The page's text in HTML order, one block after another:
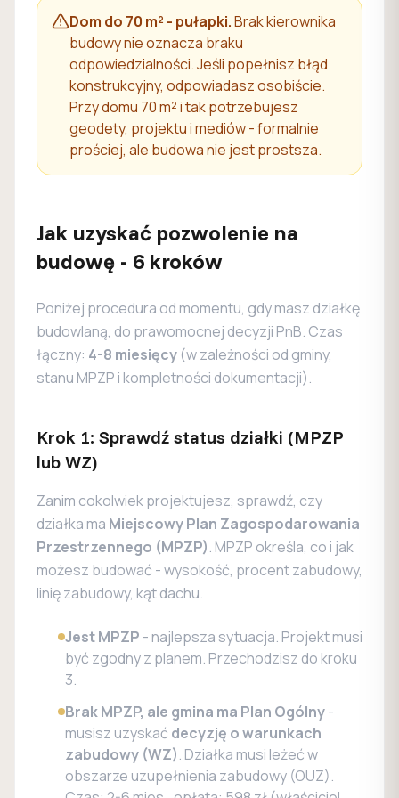
Dom do 70 m² - pułapki.Brak kierownika
budowy nie oznacza braku
odpowiedzialności. Jeśli popełnisz błąd
konstrukcyjny, odpowiadasz osobiście.
Przy domu 70 m² i tak potrzebujesz
geodety, projektu i mediów - formalnie
prościej, ale budowa nie jest prostsza.
Jak uzyskać pozwolenie na
budowę - 6 kroków
Poniżej procedura od momentu, gdy masz działkę
budowlaną, do prawomocnej decyzji PnB. Czas
łączny: 4-8 miesięcy (w zależności od gminy,
stanu MPZP i kompletności dokumentacji).
Krok 1: Sprawdź status działki (MPZP
lub WZ)
Zanim cokolwiek projektujesz, sprawdź, czy
działka ma Miejscowy Plan Zagospodarowania
Przestrzennego (MPZP). MPZP określa, co i jak
możesz budować - wysokość, procent zabudowy,
linię zabudowy, kąt dachu.
Jest MPZP - najlepsza sytuacja. Projekt musi
być zgodny z planem. Przechodzisz do kroku
3.
Brak MPZP, ale gmina ma Plan Ogólny-
musisz uzyskać decyzję o warunkach
zabudowy (WZ). Działka musi leżeć w
obszarze uzupełnienia zabudowy (OUZ).